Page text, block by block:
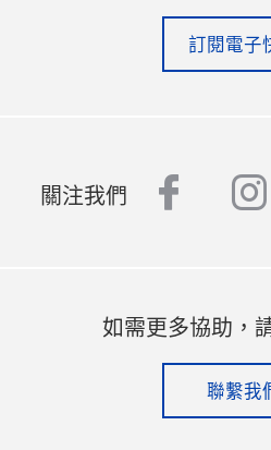
訂閱電子
關注我們
如需更多協助，
聯繫我